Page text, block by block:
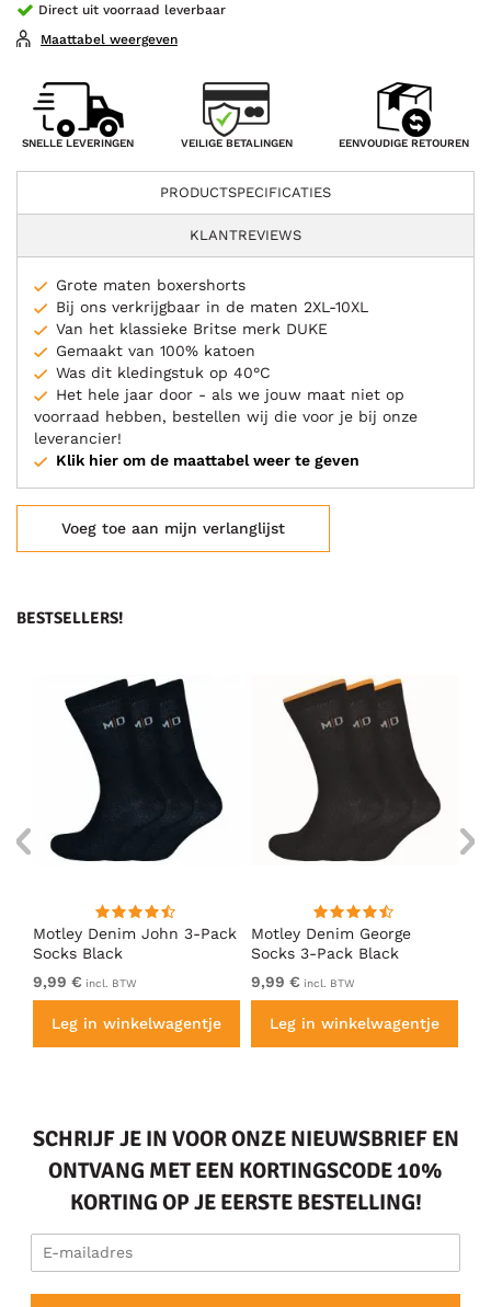
Direct uit voorraad leverbaar
Maattabel weergeven
SNELLE LEVERINGEN VEILIGE BETALINGEN EENVOUDIGE RETOUREN
PRODUCTSPECIFICATIES
KLANTREVIEWS
Grote maten boxershorts
Bij ons verkrijgbaar in de maten 2XL-10XL
Van het klassieke Britse merk DUKE
Gemaakt van 100% katoen
Was dit kledingstuk op 40°C
Het hele jaar door - als we jouw maat niet op
voorraad hebben, bestellen wij die voor je bij onze
leverancier!
Klik hier om de maattabel weer te geven
Voeg toe aan mijn verlanglijst
BESTSELLERS!
Motley Denim John 3-Pack
Socks Black
9,99 € incl. BTW
Leg in winkelwagentje
Motley Denim George
Socks 3-Pack Black
9,99 € incl. BTW
Leg in winkelwagentje
SCHRIJF JE IN VOOR ONZE NIEUWSBRIEF EN
ONTVANG MET EEN KORTINGSCODE 10%
KORTING OP JE EERSTE BESTELLING!